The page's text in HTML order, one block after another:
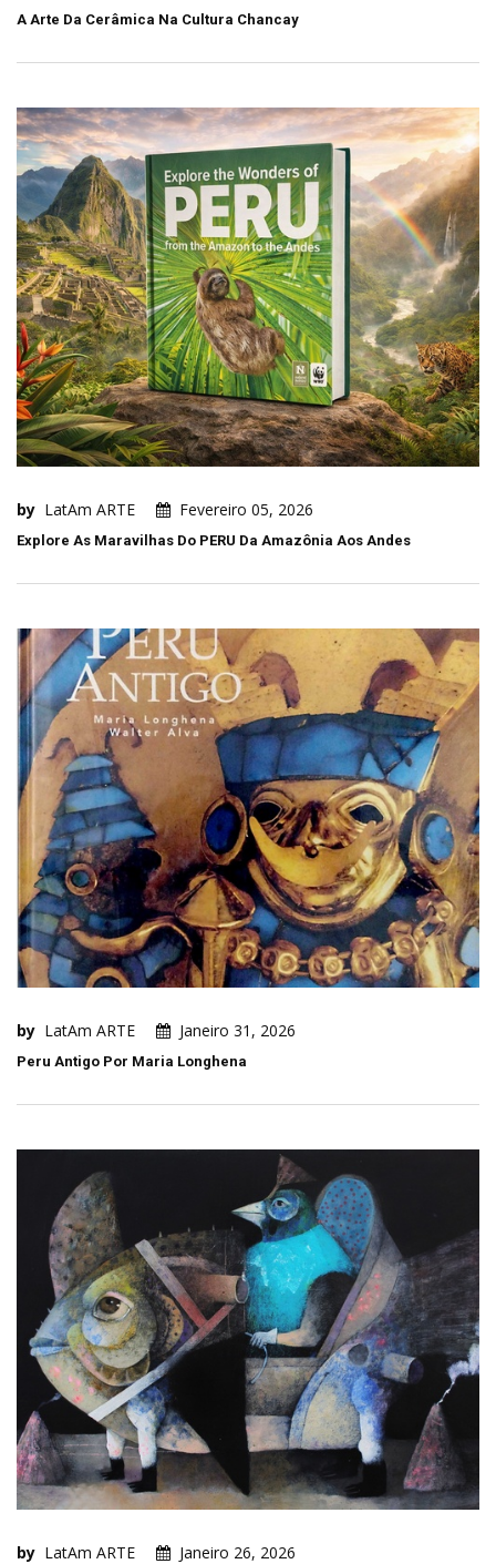
A Arte Da Cerâmica Na Cultura Chancay
by LatAm ARTE Fevereiro 05, 2026
Explore As Maravilhas Do PERU Da Amazônia Aos Andes
by LatAm ARTE Janeiro 31, 2026
Peru Antigo Por Maria Longhena
by LatAm ARTE Janeiro 26, 2026